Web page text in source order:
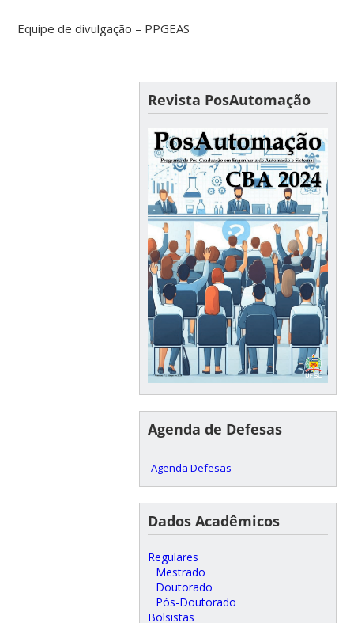
Equipe de divulgação – PPGEAS
Revista PosAutomação
Agenda de Defesas
Agenda Defesas
Dados Acadêmicos
Regulares
Mestrado
Doutorado
Pós-Doutorado
Bolsistas